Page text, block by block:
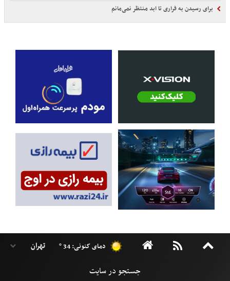
برای رسیدن به فراری تا ابد منتظر نمی‌مانم
دمای کنونی: 34 °